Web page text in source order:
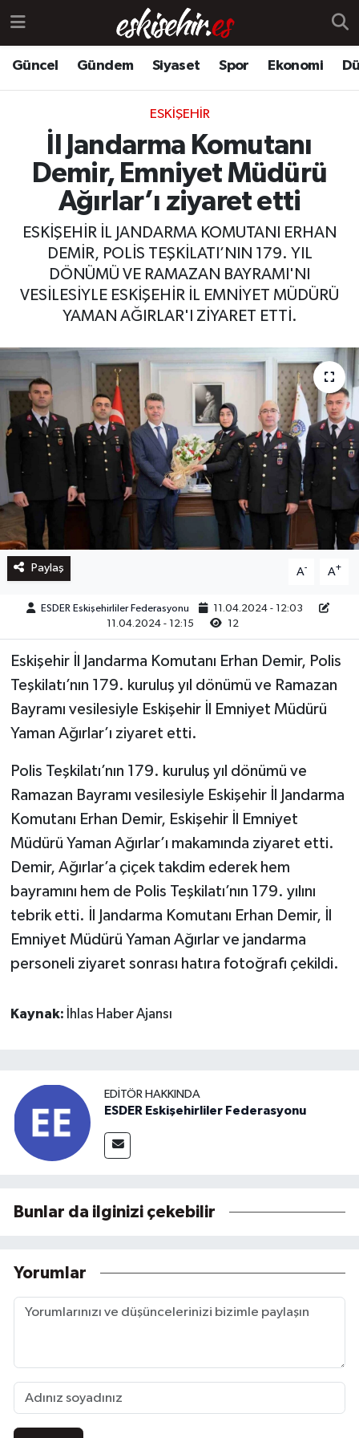
Güncel Gündem Siyaset Spor Ekonomi
ESKIŞEHIR
İl Jandarma Komutanı
Demir, Emniyet Müdürü
Ağırlar’ı ziyaret etti
ESKİŞEHİR İL JANDARMA KOMUTANI ERHAN
DEMİR, POLİS TEŞKİLATI’NIN 179. YIL
DÖNÜMÜ VE RAMAZAN BAYRAMI'NI
VESİLESİYLE ESKİŞEHİR İL EMNİYET MÜDÜRÜ
YAMAN AĞIRLAR'I ZİYARET ETTİ.
Paylaş A- A+
ESDER Eskişehirliler Federasyonu
11.04.2024 - 12:03
11.04.2024 - 12:15
12
Eskişehir İl Jandarma Komutanı Erhan Demir, Polis
Teşkilatı’nın 179. kuruluş yıl dönümü ve Ramazan
Bayramı vesilesiyle Eskişehir İl Emniyet Müdürü
Yaman Ağırlar’ı ziyaret etti.
Polis Teşkilatı’nın 179. kuruluş yıl dönümü ve
Ramazan Bayramı vesilesiyle Eskişehir İl Jandarma
Komutanı Erhan Demir, Eskişehir İl Emniyet
Müdürü Yaman Ağırlar’ı makamında ziyaret etti.
Demir, Ağırlar’a çiçek takdim ederek hem
bayramını hem de Polis Teşkilatı’nın 179. yılını
tebrik etti. İl Jandarma Komutanı Erhan Demir, İl
Emniyet Müdürü Yaman Ağırlar ve jandarma
personeli ziyaret sonrası hatıra fotoğrafı çekildi.
Kaynak: İhlas Haber Ajansı
EDITÖR HAKKINDA
ESDER Eskişehirliler Federasyonu
Bunlar da ilginizi çekebilir
Yorumlar